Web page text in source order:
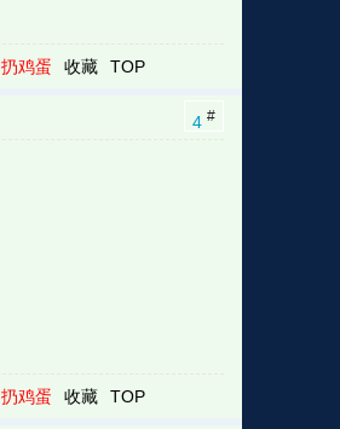
扔鸡蛋 收藏 TOP
4 #
扔鸡蛋 收藏 TOP